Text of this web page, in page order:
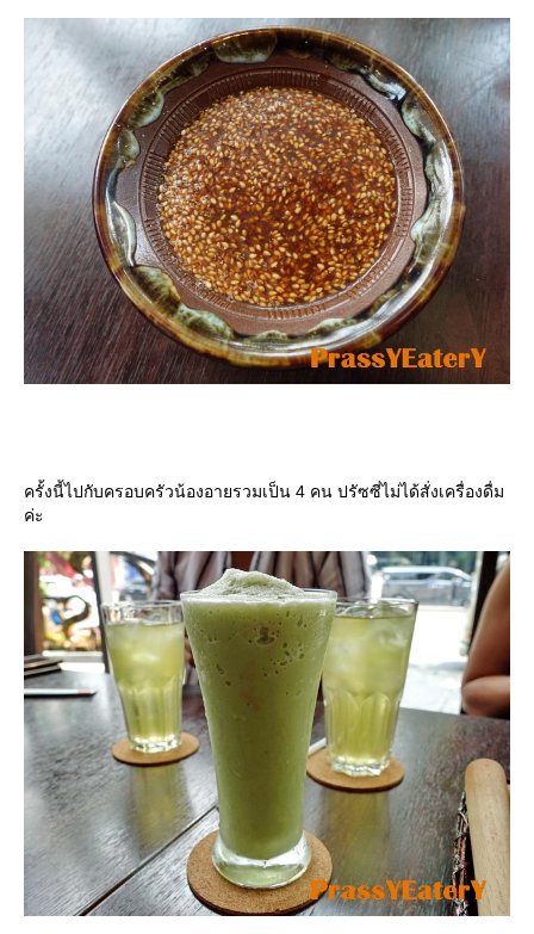
ครั้งนี้ไปกับครอบครัวน้องอายรวมเป็น 4 คน ปรัซซี่ไม่ได้สั่งเครื่องดื่ม
ค่ะ